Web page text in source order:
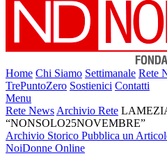
Home Chi Siamo Settimanale Rete
TrePuntoZero Sostienici Contatti
Menu
Rete News Archivio Rete
“NONSOLO25NOVEMBRE”
Archivio Storico Pubblica un
NoiDonne Online